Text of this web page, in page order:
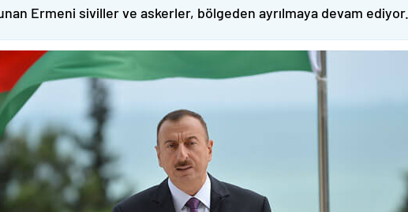
Ermeni siviller ve askerler, bölgeden ayrılmaya devam ediyor.